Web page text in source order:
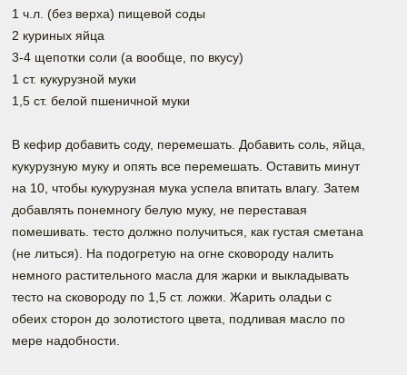
1 ч.л. (без верха) пищевой соды
2 куриных яйца
3-4 щепотки соли (а вообще, по вкусу)
1 ст. кукурузной муки
1,5 ст. белой пшеничной муки
В кефир добавить соду, перемешать. Добавить соль, яйца,
кукурузную муку и опять все перемешать. Оставить минут
на 10, чтобы кукурузная мука успела впитать влагу. Затем
добавлять понемногу белую муку, не переставая
помешивать. тесто должно получиться, как густая сметана
(не литься). На подогретую на огне сковороду налить
немного растительного масла для жарки и выкладывать
тесто на сковороду по 1,5 ст. ложки. Жарить оладьи с
обеих сторон до золотистого цвета, подливая масло по
мере надобности.